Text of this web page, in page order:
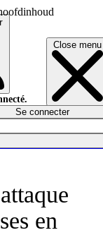
Close menu
Se connecter
en